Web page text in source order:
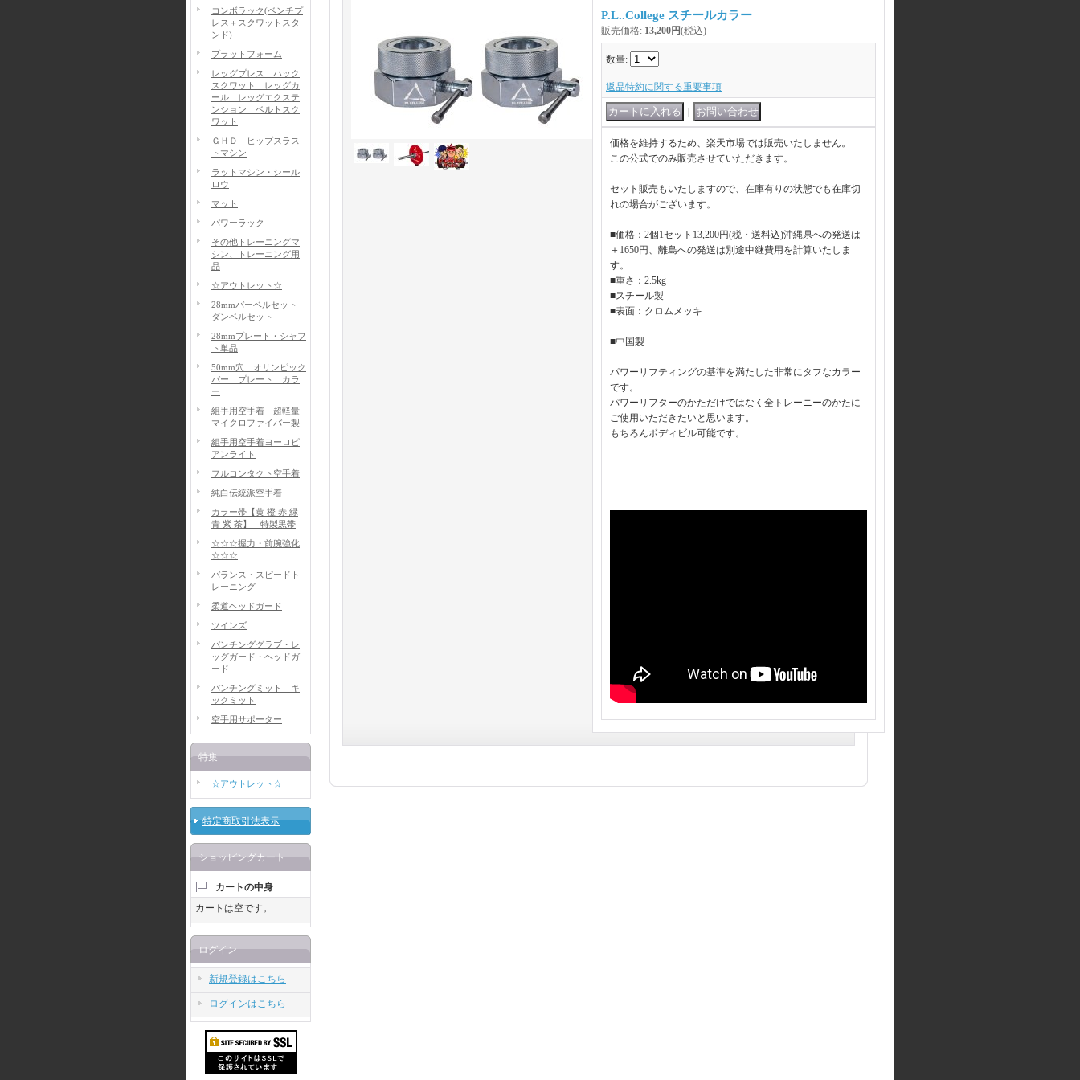
コンボラック(ベンチプ
レス＋スクワットスタ
ンド)
プラットフォーム
レッグプレス ハック
スクワット レッグカ
ール レッグエクステ
ンション ベルトスク
ワット
ＧＨＤ ヒップスラス
トマシン
ラットマシン・シール
ロウ
マット
パワーラック
その他トレーニングマ
シン、トレーニング用
品
☆アウトレット☆
28mmバーベルセット
ダンベルセット
28mmプレート・シャフ
ト単品
50mm穴 オリンピック
バー プレート カラ
ー
組手用空手着 超軽量
マイクロファイバー製
組手用空手着ヨーロピ
アンライト
フルコンタクト空手着
純白伝統派空手着
カラー帯【黄 橙 赤 緑
青 紫 茶】 特製黒帯
☆☆☆握力・前腕強化
☆☆☆
バランス・スピードト
レーニング
柔道ヘッドガード
ツインズ
パンチンググラブ・レ
ッグガード・ヘッドガ
ード
パンチングミット キ
ックミット
空手用サポーター
特集
☆アウトレット☆
特定商取引法表示
ショッピングカート
カートの中身
カートは空です。
ログイン
新規登録はこちら
ログインはこちら
P.L..College スチールカラー
販売価格: 13,200円(税込)
数量:
返品特約に関する重要事項
価格を維持するため、楽天市場では販売いたしません。
この公式でのみ販売させていただきます。
セット販売もいたしますので、在庫有りの状態でも在庫切
れの場合がございます。
■価格：2個1セット13,200円(税・送料込)沖縄県への発送は
＋1650円、離島への発送は別途中継費用を計算いたしま
す。
■重さ：2.5kg
■スチール製
■表面：クロムメッキ
■中国製
パワーリフティングの基準を満たした非常にタフなカラー
です。
パワーリフターのかただけではなく全トレーニーのかたに
ご使用いただきたいと思います。
もちろんボディビル可能です。